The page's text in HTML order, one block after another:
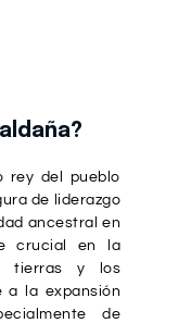
rey del pueblo
de liderazgo
ancestral en
crucial en la
tierras y los
a la expansión
de